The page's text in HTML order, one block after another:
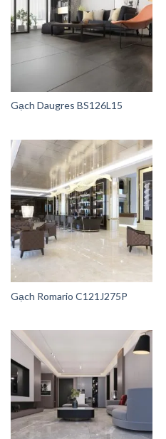
Gạch Daugres BS126L15
Gạch Romario C121J275P